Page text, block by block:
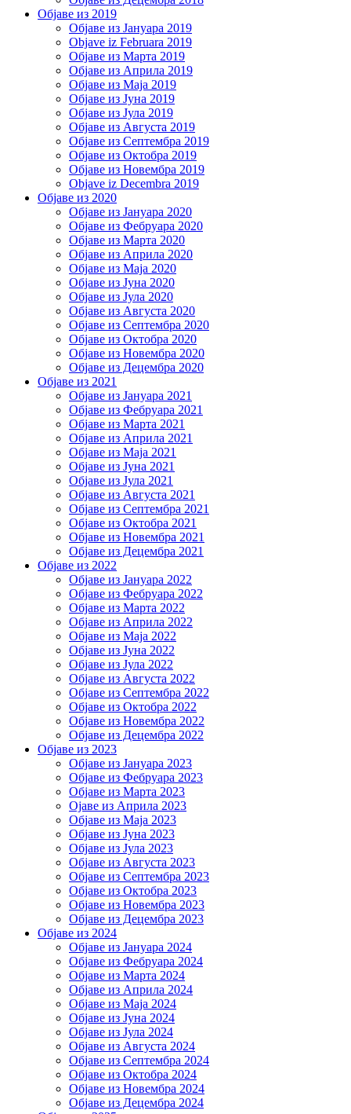
Објаве из 2019
Објаве из Јануара 2019
Objave iz Februara 2019
Објаве из Марта 2019
Објаве из Априла 2019
Објаве из Маја 2019
Објаве из Јуна 2019
Објаве из Јула 2019
Објаве из Августа 2019
Објаве из Септембра 2019
Објаве из Октобра 2019
Објаве из Новембра 2019
Objave iz Decembra 2019
Објаве из 2020
Објаве из Јануара 2020
Објаве из Фебруара 2020
Објаве из Марта 2020
Објаве из Априла 2020
Објаве из Маја 2020
Објаве из Јуна 2020
Објаве из Јула 2020
Објаве из Августа 2020
Објаве из Септембра 2020
Објаве из Октобра 2020
Објаве из Новембра 2020
Објаве из Децембра 2020
Објаве из 2021
Објаве из Јануара 2021
Објаве из Фебруара 2021
Објаве из Марта 2021
Објаве из Априла 2021
Објаве из Маја 2021
Објаве из Јуна 2021
Објаве из Јула 2021
Објаве из Августа 2021
Објаве из Септембра 2021
Објаве из Октобра 2021
Објаве из Новембра 2021
Објаве из Децембра 2021
Објаве из 2022
Објаве из Јануара 2022
Објаве из Фебруара 2022
Објаве из Марта 2022
Објаве из Априла 2022
Објаве из Маја 2022
Објаве из Јуна 2022
Објаве из Јула 2022
Објаве из Августа 2022
Објаве из Септембра 2022
Објаве из Октобра 2022
Објаве из Новембра 2022
Објаве из Децембра 2022
Објаве из 2023
Објаве из Јануара 2023
Објаве из Фебруара 2023
Објаве из Марта 2023
Ојаве из Априла 2023
Објаве из Маја 2023
Објаве из Јуна 2023
Објаве из Јула 2023
Објаве из Августа 2023
Објаве из Септембра 2023
Објаве из Октобра 2023
Објаве из Новембра 2023
Објаве из Децембра 2023
Објаве из 2024
Објаве из Јануара 2024
Објаве из Фебруара 2024
Објаве из Марта 2024
Објаве из Априла 2024
Објаве из Маја 2024
Објаве из Јуна 2024
Објаве из Јула 2024
Објаве из Августа 2024
Објаве из Септембра 2024
Објаве из Октобра 2024
Објаве из Новембра 2024
Објаве из Децембра 2024